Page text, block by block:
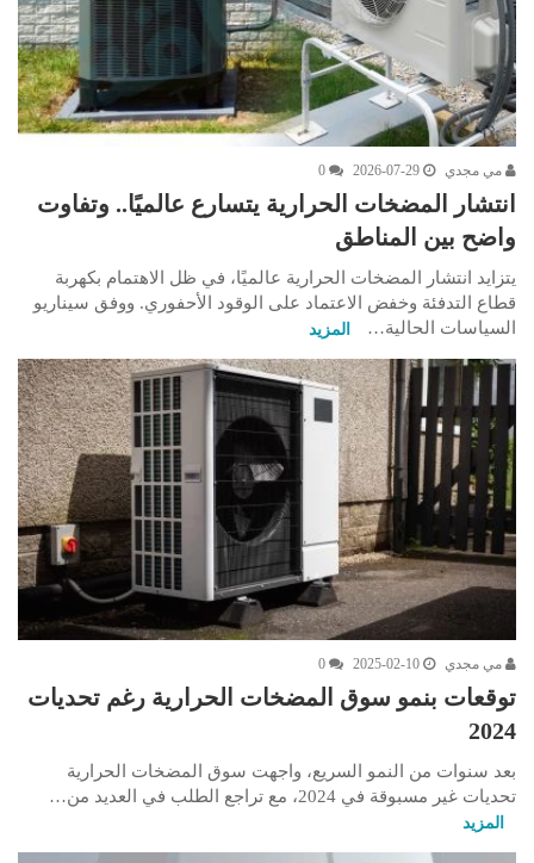
مي مجدي 2026-07-29
0
انتشار المضخات الحرارية يتسارع عالميًا.. وتفاوت
واضح بين المناطق
يتزايد انتشار المضخات الحرارية عالميًا، في ظل الاهتمام بكهربة
قطاع التدفئة وخفض الاعتماد على الوقود الأحفوري. ووفق سيناريو
السياسات الحالية…
المزيد
مي مجدي 2025-02-10
0
توقعات بنمو سوق المضخات الحرارية رغم تحديات
2024
بعد سنوات من النمو السريع، واجهت سوق المضخات الحرارية
تحديات غير مسبوقة في 2024، مع تراجع الطلب في العديد من…
المزيد